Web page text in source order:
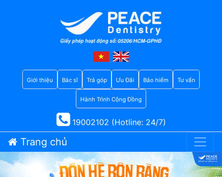
Giới thiệu Bác sĩ Trả góp Ưu Đãi Bảo hiểm Tư vấn
Hành Trình Cộng Đồng
19002102 (Hotline: 24/7)
Trang chủ